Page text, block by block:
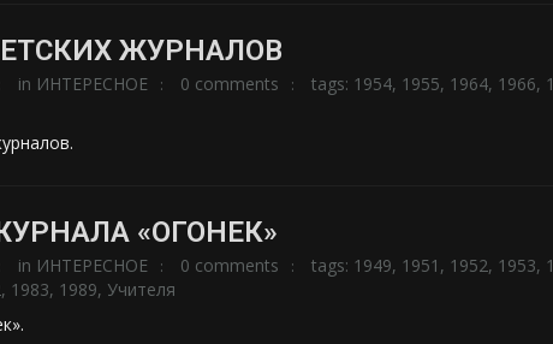
ЖУРНАЛОВ
in ИНТЕРЕСНОЕ 0 comments tags: 1954, 1955, 1964, 1966,
«ОГОНЕК»
in ИНТЕРЕСНОЕ 0 comments tags: 1949, 1951 , 1952, 1953,
, 1983, 1989, Учителя